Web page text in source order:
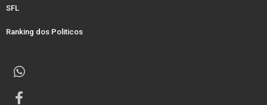
SFL
Ranking dos Politicos